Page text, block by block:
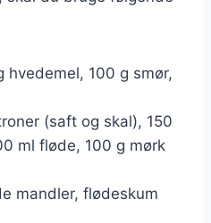
hvedemel, 100 g smør,
(saft og skal), 150
ml fløde, 100 g mørk
mandler, flødeskum